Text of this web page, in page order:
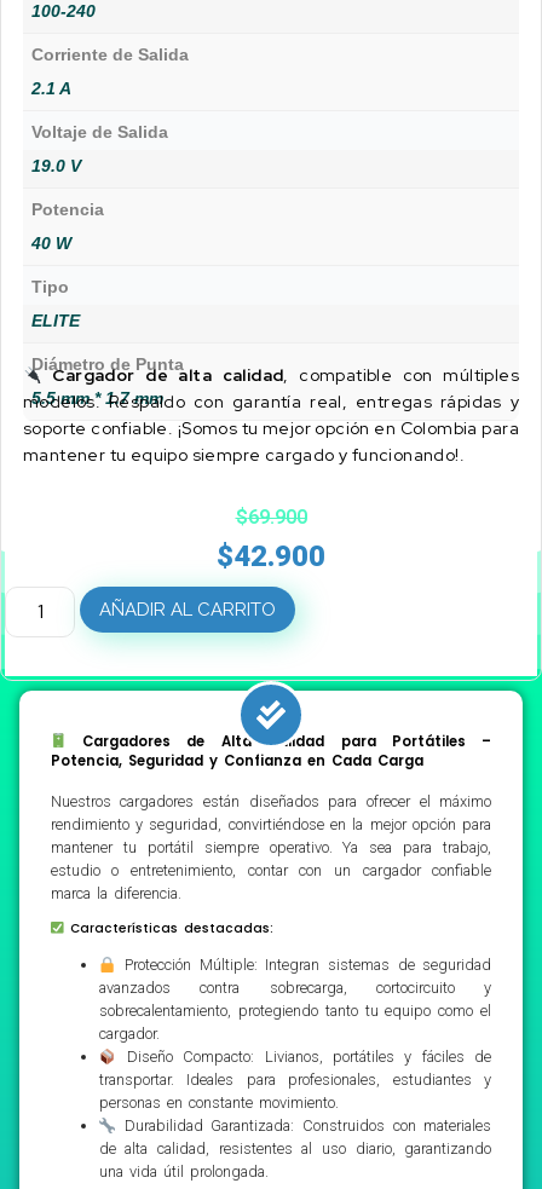
100-240
Corriente de Salida
2.1 A
Voltaje de Salida
19.0 V
Potencia
40 W
Tipo
ELITE
Diámetro de Punta
5.5 mm * 1.7 mm
Cargador de alta calidad, compatible con múltiples
modelos. Respaldo con garantía real, entregas rápidas y
soporte confiable. ¡Somos tu mejor opción en Colombia para
mantener tu equipo siempre cargado y funcionando!.
$69.900
$42.900
AÑADIR AL CARRITO
Cargadores de Alta Calidad para Portátiles –
Potencia, Seguridad y Confianza en Cada Carga
Nuestros cargadores están diseñados para ofrecer el máximo
rendimiento y seguridad, convirtiéndose en la mejor opción para
mantener tu portátil siempre operativo. Ya sea para trabajo,
estudio o entretenimiento, contar con un cargador confiable
marca la diferencia.
Características destacadas:
Protección Múltiple: Integran sistemas de seguridad
avanzados contra sobrecarga, cortocircuito y
sobrecalentamiento, protegiendo tanto tu equipo como el
cargador.
Diseño Compacto: Livianos, portátiles y fáciles de
transportar. Ideales para profesionales, estudiantes y
personas en constante movimiento.
Durabilidad Garantizada: Construidos con materiales
de alta calidad, resistentes al uso diario, garantizando
una vida útil prolongada.